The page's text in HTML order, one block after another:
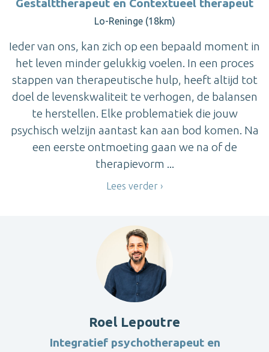
Gestalttherapeut en Contextueel therapeut
Lo-Reninge (18km)
Ieder van ons, kan zich op een bepaald moment in
het leven minder gelukkig voelen. In een proces
stappen van therapeutische hulp, heeft altijd tot
doel de levenskwaliteit te verhogen, de balansen
te herstellen. Elke problematiek die jouw
psychisch welzijn aantast kan aan bod komen. Na
een eerste ontmoeting gaan we na of de
therapievorm ...
Lees verder
Roel Lepoutre
Integratief psychotherapeut en